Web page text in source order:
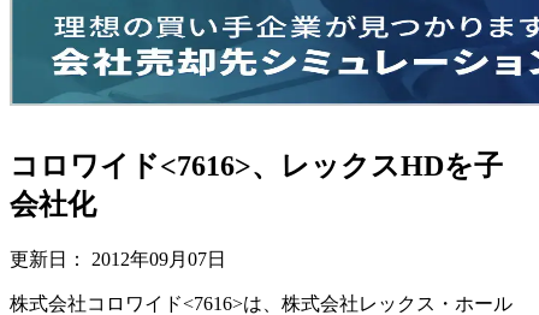
コロワイド<7616>、レックスHDを子
会社化
更新日： 2012年09月07日
株式会社コロワイド<7616>は、株式会社レックス・ホール